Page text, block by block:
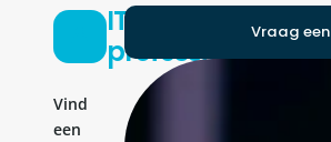
IT-
professional
Vind
een
Vraag